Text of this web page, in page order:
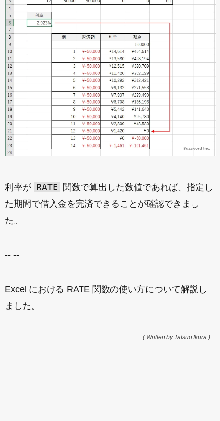
利率が RATE
関数で算出した数値であれば、指定し
た期間で借入金を完済できることが確認できまし
た。
-- --
Excel における RATE 関数の使い方について解説し
ました。
( Written by Tatsuo Ikura )